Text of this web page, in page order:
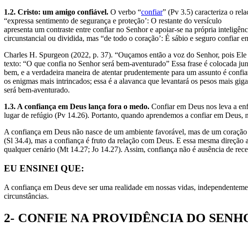
1.2. Cristo: um amigo confiável. O verbo “confiar” (Pv 3.5) caracteriza o
“expressa sentimento de segurança e proteção’: O restante do versículo
apresenta um contraste entre confiar no Senhor e apoiar-se na própria
circunstancial ou dividida, mas “de todo o coração’: É sábio e seguro confiar
Charles H. Spurgeon (2022, p. 37). “Ouçamos então a voz do Senhor, pois
texto: “O que confia no Senhor será bem-aventurado” Essa frase é colocada
bem, e a verdadeira maneira de atentar prudentemente para um assunto é
os enigmas mais intrincados; essa é a alavanca que levantará os pesos mais
será bem-aventurado.
1.3. A confiança em Deus lança fora o medo. Confiar em Deus nos leva a
lugar de refúgio (Pv 14.26). Portanto, quando aprendemos a confiar em Deus,
A confiança em Deus não nasce de um ambiente favorável, mas de um
(Sl 34.4), mas a confiança é fruto da relação com Deus. E essa mesma
qualquer cenário (Mt 14.27; Jo 14.27). Assim, confiança não é ausência de
EU ENSINEI QUE:
A confiança em Deus deve ser uma realidade em nossas vidas,
circunstâncias.
2- CONFIE NA PROVIDÊNCIA DO